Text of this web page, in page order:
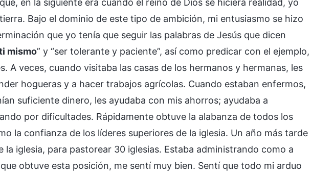
en la siguiente era cuando el reino de Dios se hiciera realidad, yo
Bajo el dominio de este tipo de ambición, mi entusiasmo se hizo
que yo tenía que seguir las palabras de Jesús que dicen
mismo” y “ser tolerante y paciente”, así como predicar con el ejemplo,
A veces, cuando visitaba las casas de los hermanos y hermanas, les
hogueras y a hacer trabajos agrícolas. Cuando estaban enfermos,
suficiente dinero, les ayudaba con mis ahorros; ayudaba a
por dificultades. Rápidamente obtuve la alabanza de todos los
la confianza de los líderes superiores de la iglesia. Un año más tarde
iglesia, para pastorear 30 iglesias. Estaba administrando como a
obtuve esta posición, me sentí muy bien. Sentí que todo mi arduo